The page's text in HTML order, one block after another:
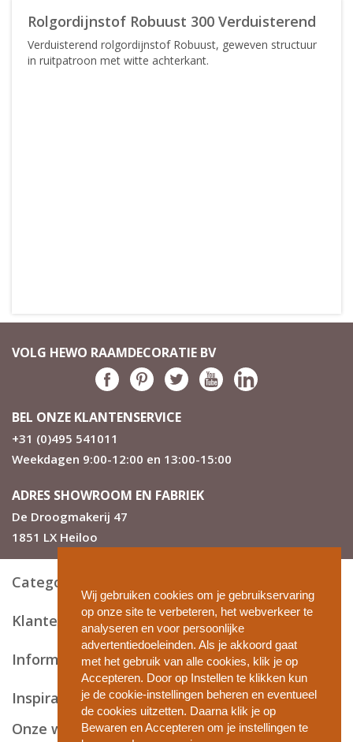
Wij gebruiken cookies om je gebruikservaring
op onze site te verbeteren, het webverkeer te
analyseren en voor persoonlijke
advertentiedoeleinden. Als je akkoord gaat
met het gebruik van alle cookies, klik je op
Accepteren. Door op Instellen te klikken kun
je de cookie-instellingen beheren en eventueel
de cookies uitzetten. Daarna klik je op
Bewaren en Accepteren om je instellingen te
Rolgordijnstof Robuust 300 Verduisterend
Verduisterend rolgordijnstof Robuust, geweven structuur
in ruitpatroon met witte achterkant.
VOLG HEWO RAAMDECORATIE BV
BEL ONZE KLANTENSERVICE
+31 (0)495 541011
Weekdagen 9:00-12:00 en 13:00-15:00
ADRES SHOWROOM EN FABRIEK
De Droogmakerij 47
1851 LX Heiloo
Categorieën
Klantenservice
Informatie en tips
Inspiratie
Onze webshops